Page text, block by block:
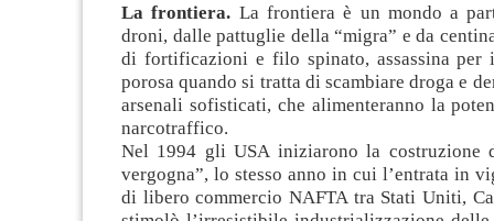
La frontiera. La frontiera è un mondo a
droni, dalle pattuglie della “migra” e da
di fortificazioni e filo spinato, assassina
porosa quando si tratta di scambiare droga e
arsenali sofisticati, che alimenteranno la
narcotraffico.
Nel 1994 gli USA iniziarono la costruzione
vergogna”, lo stesso anno in cui l’entrata in
di libero commercio NAFTA tra Stati Uniti,